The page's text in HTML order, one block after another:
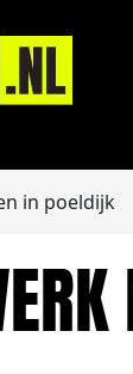
in poeldijk